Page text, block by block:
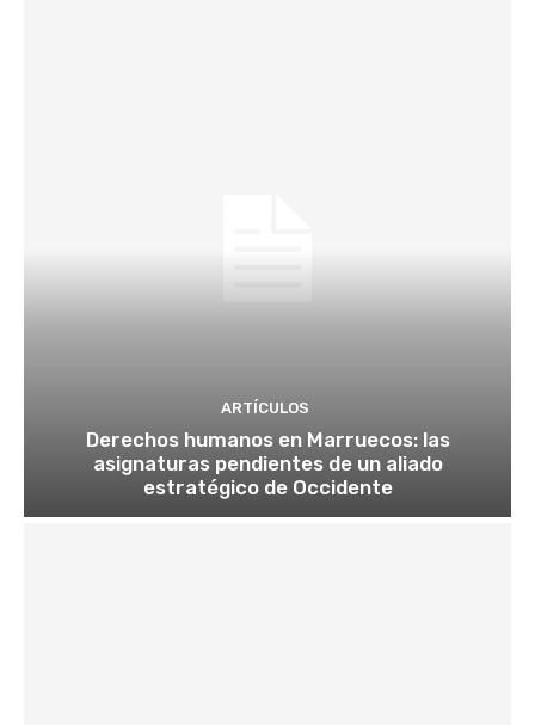
ARTÍCULOS
Derechos humanos en Marruecos: las
asignaturas pendientes de un aliado
estratégico de Occidente